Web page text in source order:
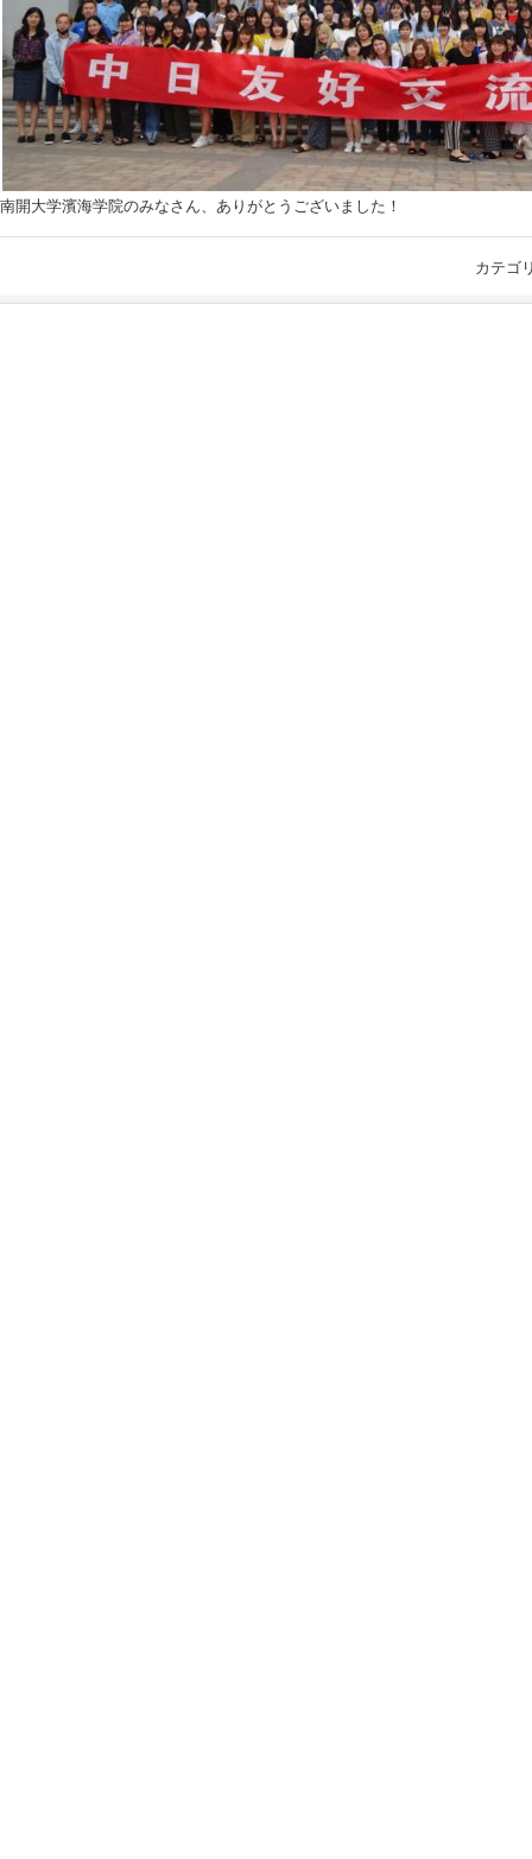
南開大学濱海学院のみなさん、ありがとうございました！
カテゴ